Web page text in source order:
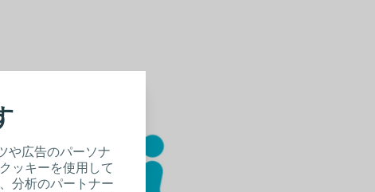
や広告のパーソナ
ッキーを使用して
分析のパートナー